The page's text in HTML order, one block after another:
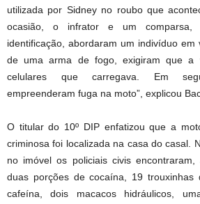
utilizada por Sidney no roubo que
ocasião, o infrator e um comparsa,
identificação, abordaram um indivíduo
de uma arma de fogo, exigiram que a
celulares que carregava. Em
empreenderam fuga na moto”, explicou
O titular do 10º DIP enfatizou que a
criminosa foi localizada na casa do casal.
no imóvel os policiais civis
duas porções de cocaína, 19
cafeína, dois macacos hidráulicos,